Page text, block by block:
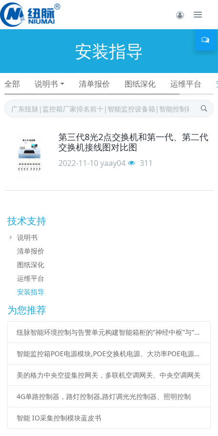
安装指导
全部 说明书 清单报价 图纸深化 运维平台
第三代8光2点交换机和第一代、第二代
交换机接线图对比图
2022-11-10yaay04 311
技术支持
说明书
清单报价
图纸深化
运维平台
安装指导
为您推荐
纽脉智能环境控制与告警单元构建智能箱柜的“神经中枢”与“智慧管家”
智能监控箱POE电源模块,POE交换机电源、大功率POE电源说明书
美的格力中央空提集控网关，多联机空调网关、中央空调网关
4G单路控制器，路灯控制器,路灯调光光控制器、照明控制
智能 IO采集控制模块蓝皮书